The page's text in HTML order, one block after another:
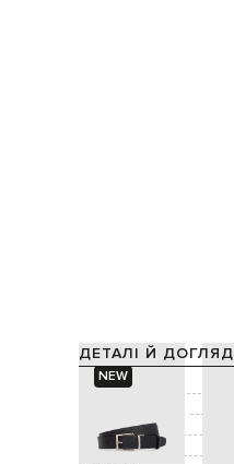
NEW
ДЕТАЛІ Й ДОГЛЯД
Склад:
Колір:
Декор: